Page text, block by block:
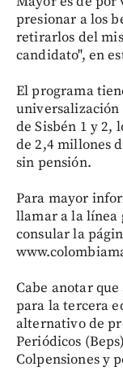
presionar a los
retirarlos del
candidato", en
El programa
universalización
de Sisbén 1 y 2,
de 2,4 millones
sin pensión.
Para mayor
llamar a la línea
consular la
Cabe anotar
para la tercera
alternativo de
Periódicos
Colpensiones y